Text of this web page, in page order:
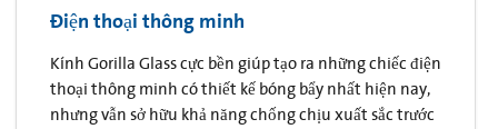
Điện thoại thông minh
Kính Gorilla Glass cực bền giúp tạo ra những chiếc điện
thoại thông minh có thiết kế bóng bẩy nhất hiện nay,
nhưng vẫn sở hữu khả năng chống chịu xuất sắc trước